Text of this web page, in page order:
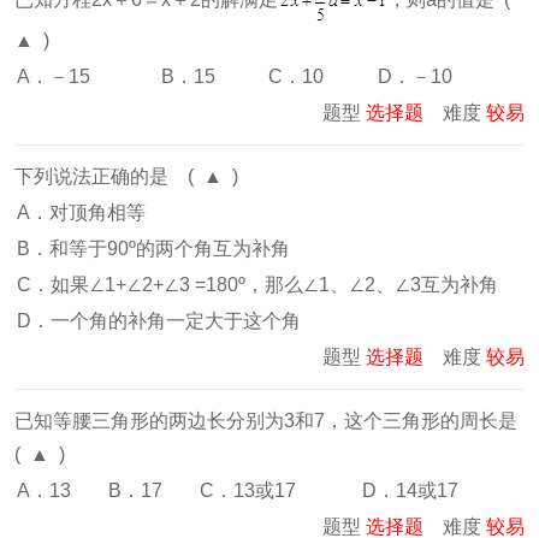
▲ )
A．－15
B．15 C．10
D．－10
题型 选择题 难度 较易
下列说法正确的是 ( ▲ )
A．对顶角相等
B．和等于90º的两个角互为补角
C．如果∠1+∠2+∠3 =180º，那么∠1、∠2、∠3互为补角
D．一个角的补角一定大于这个角
题型 选择题 难度 较易
已知等腰三角形的两边长分别为3和7，这个三角形的周长是
( ▲ )
A．13
B．17 C．13或17
D．14或17
题型 选择题 难度 较易